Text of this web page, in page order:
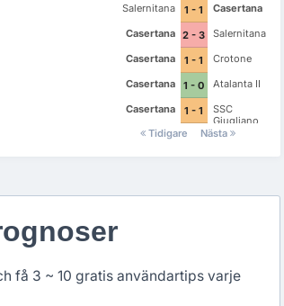
Salernitana 1 - 1
Casertana
Casertana 2 - 3
Salernitana
Casertana
1 - 1
Crotone
Casertana
1 - 0
Atalanta II
Casertana
1 - 1
SSC
Giugliano
Tidigare
Nästa
få 3 ~ 10 gratis användartips varje